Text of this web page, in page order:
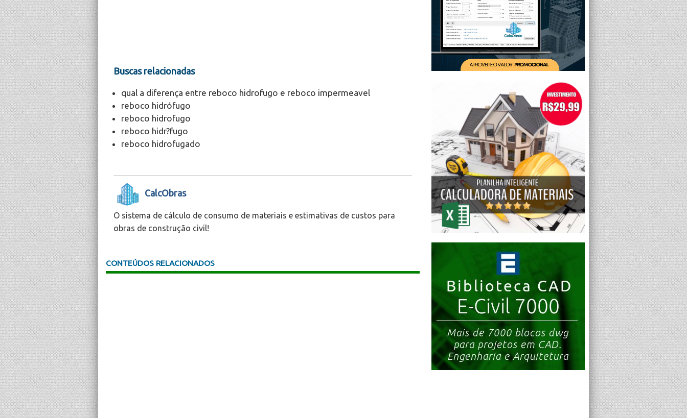
Buscas relacionadas
qual a diferença entre reboco hidrofugo e reboco impermeavel
reboco hidrófugo
reboco hidrofugo
reboco hidr?fugo
reboco hidrofugado
CalcObras
O sistema de cálculo de consumo de materiais e estimativas de custos para
obras de construção civil!
CONTEÚDOS RELACIONADOS